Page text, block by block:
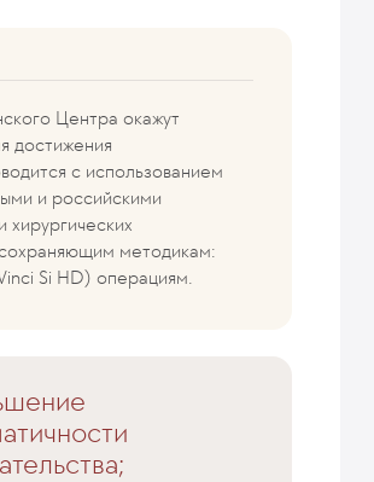
Центра окажут
достижения
с использованием
и российскими
методикам:
Si HD) операциям.